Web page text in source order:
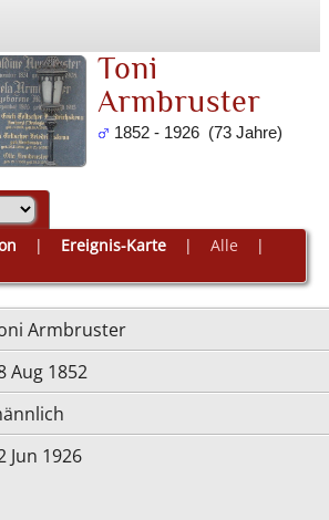
Toni
Armbruster
1852 - 1926 (73 Jahre)
| Ereignis-Karte| Alle |
Armbruster
Aug 1852
Jun 1926